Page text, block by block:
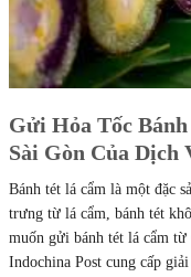
Gửi Hỏa Tốc
Sài Gòn Của Dịch
Bánh tét lá cẩm là một đặc
trưng từ lá cẩm, bánh tét
muốn gửi bánh tét lá cẩm
Indochina Post cung cấp